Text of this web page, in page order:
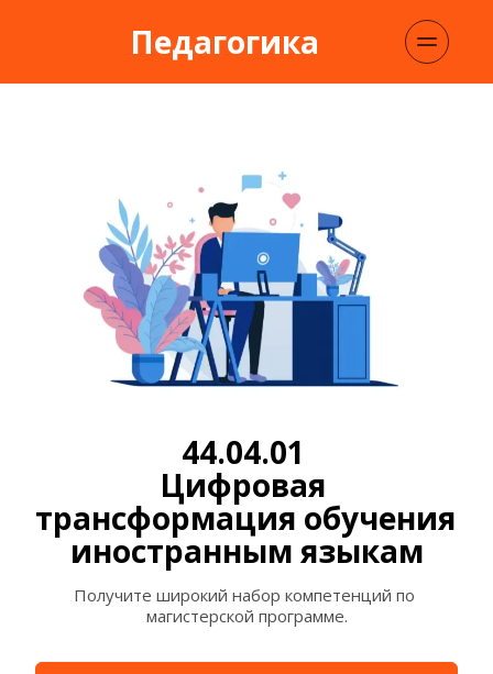
Педагогика
44.04.01
Цифровая
трансформация обучения
иностранным языкам
Получите широкий набор компетенций по
магистерской программе.